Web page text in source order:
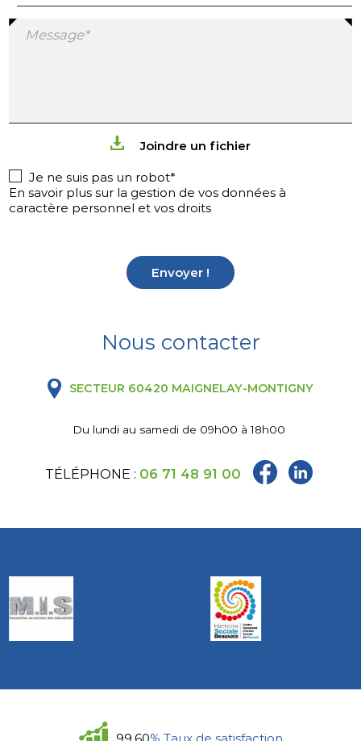
Message*
Joindre un fichier
Je ne suis pas un robot*
En savoir plus sur la gestion de vos données à
caractère personnel et vos droits
Envoyer !
Nous contacter
SECTEUR 60420 MAIGNELAY-MONTIGNY
Du lundi au samedi de 09h00 à 18h00
TÉLÉPHONE : 06 71 48 91 00
99.60% Taux de satisfaction